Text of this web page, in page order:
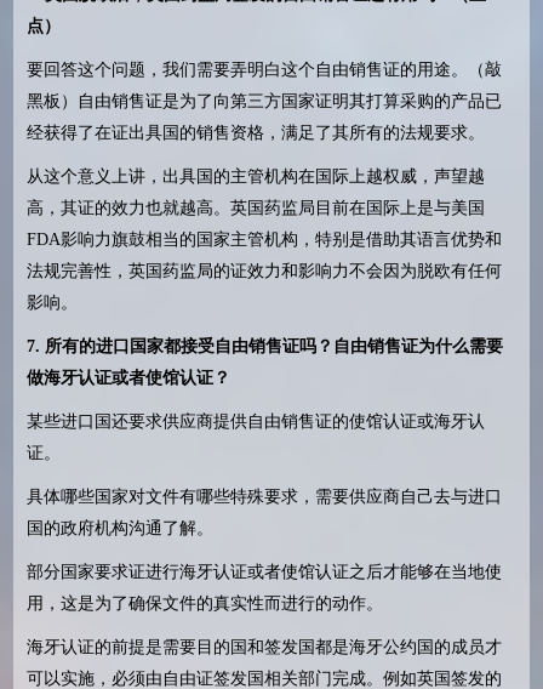
点）
要回答这个问题，我们需要弄明白这个自由销售证的用途。（敲
黑板）自由销售证是为了向第三方国家证明其打算采购的产品已
经获得了在证出具国的销售资格，满足了其所有的法规要求。
从这个意义上讲，出具国的主管机构在国际上越权威，声望越
高，其证的效力也就越高。英国药监局目前在国际上是与美国
FDA影响力旗鼓相当的国家主管机构，特别是借助其语言优势和
法规完善性，英国药监局的证效力和影响力不会因为脱欧有任何
影响。
7. 所有的进口国家都接受自由销售证吗？自由销售证为什么需要
做海牙认证或者使馆认证？
某些进口国还要求供应商提供自由销售证的使馆认证或海牙认
证。
具体哪些国家对文件有哪些特殊要求，需要供应商自己去与进口
国的政府机构沟通了解。
部分国家要求证进行海牙认证或者使馆认证之后才能够在当地使
用，这是为了确保文件的真实性而进行的动作。
海牙认证的前提是需要目的国和签发国都是海牙公约国的成员才
可以实施，必须由自由证签发国相关部门完成。例如英国签发的